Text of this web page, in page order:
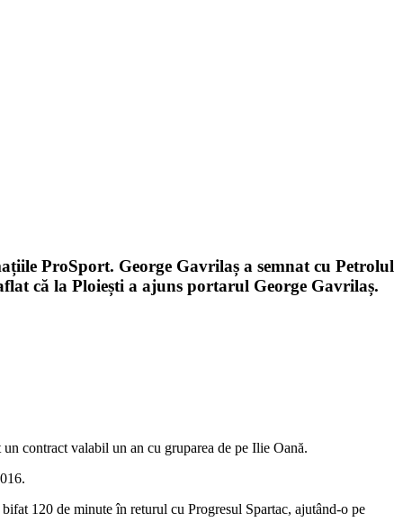
ProSport. George Gavrilaș a semnat cu Petrolul
că la Ploiești a ajuns portarul George Gavrilaș.
contract valabil un an cu gruparea de pe Ilie Oană.
120 de minute în returul cu Progresul Spartac, ajutând-o pe